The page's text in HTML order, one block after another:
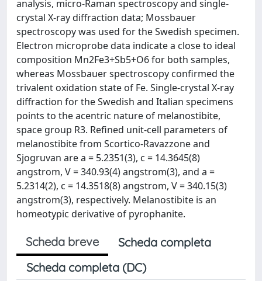
analysis, micro-Raman spectroscopy and single-
crystal X-ray diffraction data; Mossbauer
spectroscopy was used for the Swedish specimen.
Electron microprobe data indicate a close to ideal
composition Mn2Fe3+Sb5+O6 for both samples,
whereas Mossbauer spectroscopy confirmed the
trivalent oxidation state of Fe. Single-crystal X-ray
diffraction for the Swedish and Italian specimens
points to the acentric nature of melanostibite,
space group R3. Refined unit-cell parameters of
melanostibite from Scortico-Ravazzone and
Sjogruvan are a = 5.2351(3), c = 14.3645(8)
angstrom, V = 340.93(4) angstrom(3), and a =
5.2314(2), c = 14.3518(8) angstrom, V = 340.15(3)
angstrom(3), respectively. Melanostibite is an
homeotypic derivative of pyrophanite.
Scheda breve
Scheda completa
Scheda completa (DC)